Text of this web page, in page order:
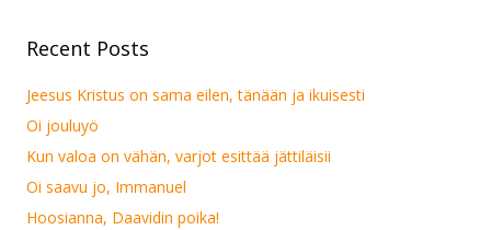
Recent Posts
Jeesus Kristus on sama eilen, tänään ja ikuisesti
Oi jouluyö
Kun valoa on vähän, varjot esittää jättiläisii
Oi saavu jo, Immanuel
Hoosianna, Daavidin poika!